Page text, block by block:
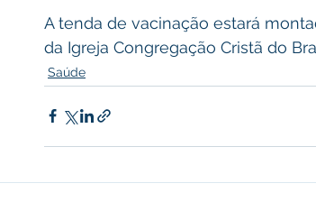
A tenda de vacinação estará
da Igreja Congregação Cristã do
Saúde